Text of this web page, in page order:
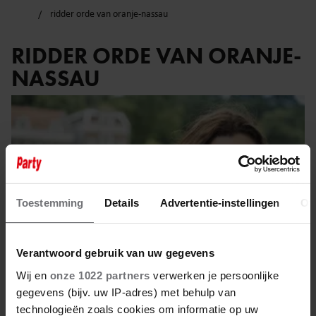
Toestemming Details Advertentie-instellingen
Verantwoord gebruik van uw gegevens
Wij en onze 1022 partners verwerken je persoonlijke
gegevens (bijv. uw IP-adres) met behulp van
technologieën zoals cookies om informatie op uw
ridder orde van oranje-nassau
RIDDER ORDE VAN ORANJE-
NASSAU